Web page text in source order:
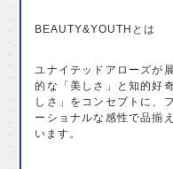
BEAUTY&YOUTHとは
ユナイテッドアローズが
的な「美しさ」と知的好
しさ」をコンセプトに、
ーショナルな感性で品揃
います。